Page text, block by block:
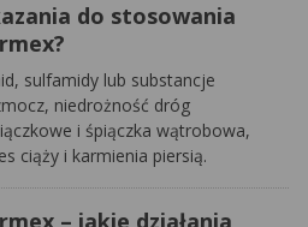
do stosowania
sulfamidy lub substancje
niedrożność dróg
i śpiączka wątrobowa,
ciąży i karmienia piersią.
– jakie działania